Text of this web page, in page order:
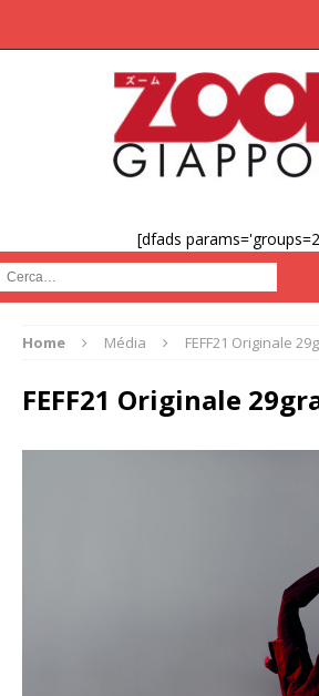
[dfads
Cerca :
Home Média FEFF21 Originale
FEFF21 Originale